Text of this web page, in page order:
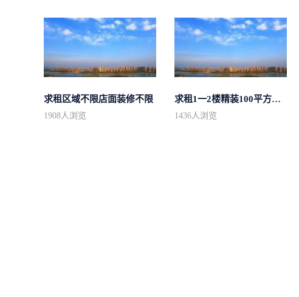
求租区域不限店面装修不限
1908人浏览
求租1一2楼精装100平方里面基本设备不...
1436人浏览